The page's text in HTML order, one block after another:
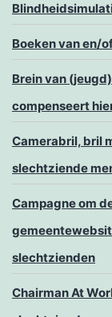
Boeken van en/
Brein van
compenseert
Camerabril, bril
slechtziende
Campagne om
slechtzienden
Chairman At